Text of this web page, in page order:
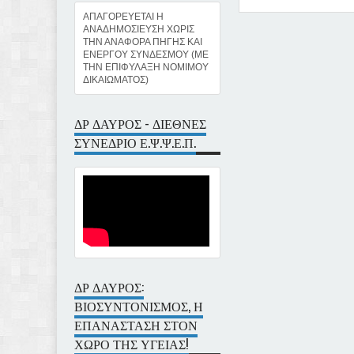
ΑΠΑΓΟΡΕΥΕΤΑΙ Η
ΑΝΑΔΗΜΟΣΙΕΥΣΗ ΧΩΡΙΣ
ΤΗΝ ΑΝΑΦΟΡΑ ΠΗΓΗΣ ΚΑΙ
ΕΝΕΡΓΟΥ ΣΥΝΔΕΣΜΟΥ (ΜΕ
ΤΗΝ ΕΠΙΦΥΛΑΞΗ ΝΟΜΙΜΟΥ
ΔΙΚΑΙΩΜΑΤΟΣ)
ΔΡ ΔΑΥΡΟΣ - ΔΙΕΘΝΕΣ
ΣΥΝΕΔΡΙΟ Ε.Ψ.Ψ.Ε.Π.
ΔΡ ΔΑΥΡΟΣ:
ΒΙΟΣΥΝΤΟΝΙΣΜΟΣ, Η
ΕΠΑΝΑΣΤΑΣΗ ΣΤΟΝ
ΧΩΡΟ ΤΗΣ ΥΓΕΙΑΣ!